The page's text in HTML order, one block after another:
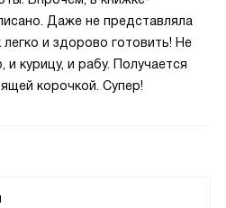
Даже не представляла
и здорово готовить! Не
и курицу, и рабу. Получается
корочкой. Супер!